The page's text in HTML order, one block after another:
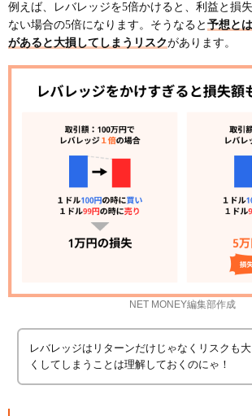
例えば、レバレッジを5倍かけると、利益と損
ない場合の5倍になります。そうなると 予想と
があると大損してしまうリスクがあります。
NET MONEY編集部作成
レバレッジはリターンだけじゃなくリスクも大
くしてしまうことは理解しておくのにゃ！